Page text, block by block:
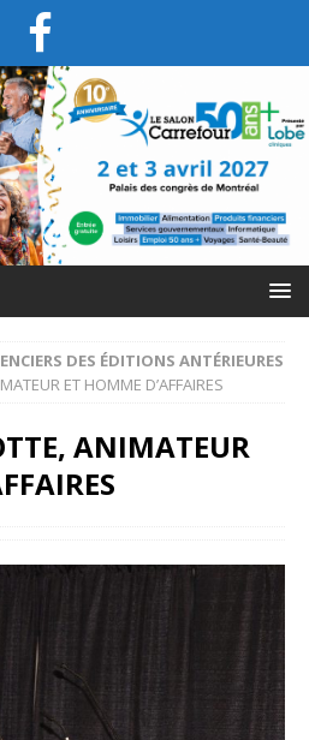
DES ÉDITIONS ANTÉRIEURES
ET HOMME D’AFFAIRES
ANIMATEUR